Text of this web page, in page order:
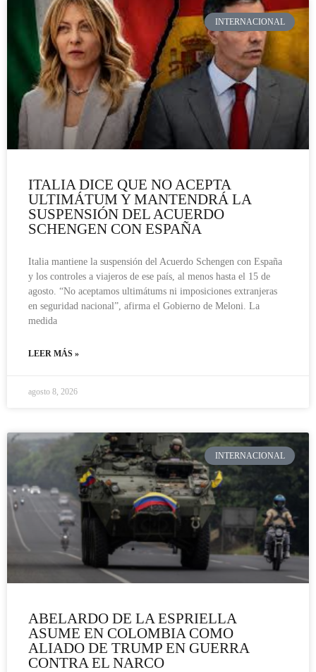
INTERNACIONAL
ITALIA DICE QUE NO ACEPTA
ULTIMÁTUM Y MANTENDRÁ LA
SUSPENSIÓN DEL ACUERDO
SCHENGEN CON ESPAÑA
Italia mantiene la suspensión del Acuerdo Schengen con España
y los controles a viajeros de ese país, al menos hasta el 15 de
agosto. “No aceptamos ultimátums ni imposiciones extranjeras
en seguridad nacional”, afirma el Gobierno de Meloni. La
medida
LEER MÁS »
agosto 8, 2026
INTERNACIONAL
ABELARDO DE LA ESPRIELLA
ASUME EN COLOMBIA COMO
ALIADO DE TRUMP EN GUERRA
CONTRA EL NARCO